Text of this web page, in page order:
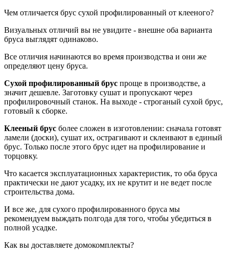
Чем отличается брус сухой профилированный от клееного?
Визуальных отличий вы не увидите - внешне оба варианта
бруса выглядят одинаково.
Все отличия начинаются во время производства и они же
определяют цену бруса.
Сухой профилированный брус проще в производстве, а
значит дешевле. Заготовку сушат и пропускают через
профилировочный станок. На выходе - строганый сухой брус,
готовый к сборке.
Клееный брус более сложен в изготовлении: сначала готовят
ламели (доски), сушат их, острагивают и склеивают в единый
брус. Только после этого брус идет на профилирование и
торцовку.
Что касается эксплуатационных характеристик, то оба бруса
практически не дают усадку, их не крутит и не ведет после
строительства дома.
И все же, для сухого профилированного бруса мы
рекомендуем выждать полгода для того, чтобы убедиться в
полной усадке.
Как вы доставляете домокомплекты?